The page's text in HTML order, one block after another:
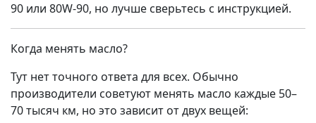
90 или 80W-90, но лучше сверьтесь с инструкцией.
Когда менять масло?
Тут нет точного ответа для всех. Обычно
производители советуют менять масло каждые 50–
70 тысяч км, но это зависит от двух вещей: